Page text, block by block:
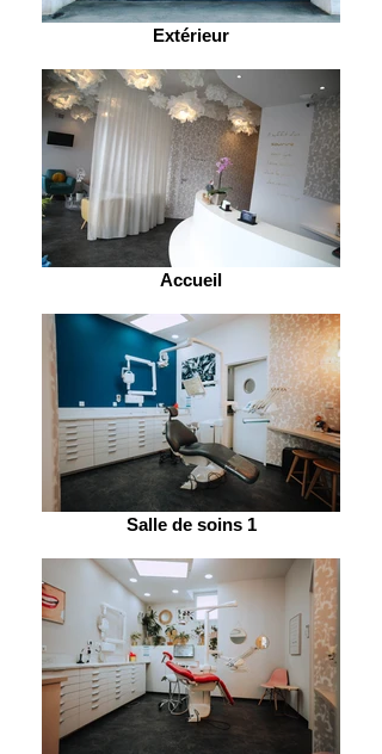
Extérieur
Accueil
Salle de soins 1